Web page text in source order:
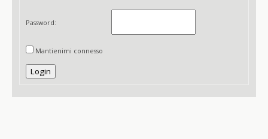
Password:
Mantienimi connesso
Login